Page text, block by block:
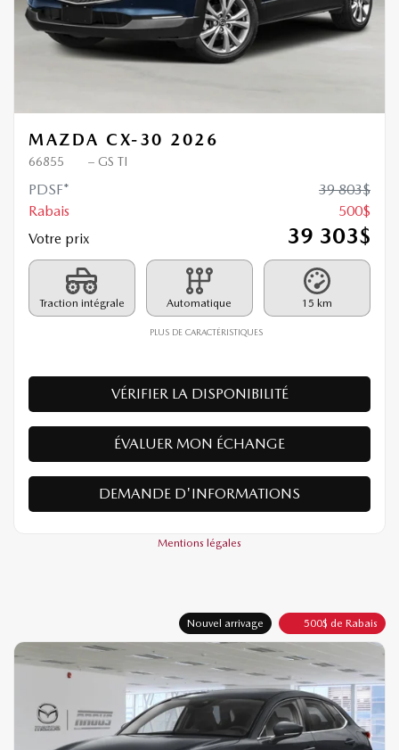
MAZDA CX-30 2026
66855 – GS TI
PDSF* 39 803$
Rabais
500$
Votre prix
39 303$
Traction intégrale Automatique 15 km
PLUS DE CARACTÉRISTIQUES
VÉRIFIER LA DISPONIBILITÉ
ÉVALUER MON ÉCHANGE
DEMANDE D'INFORMATIONS
Mentions légales
Nouvel arrivage 500$ de Rabais